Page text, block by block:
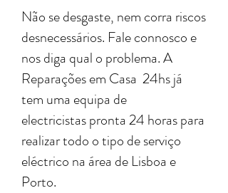
Não se desgaste, nem corra riscos
desnecessários. Fale connosco e
nos diga qual o problema. A
Reparações em Casa 24hs já
tem uma equipa de
electricistas pronta 24 horas para
realizar todo o tipo de serviço
eléctrico na área de Lisboa e
Porto.